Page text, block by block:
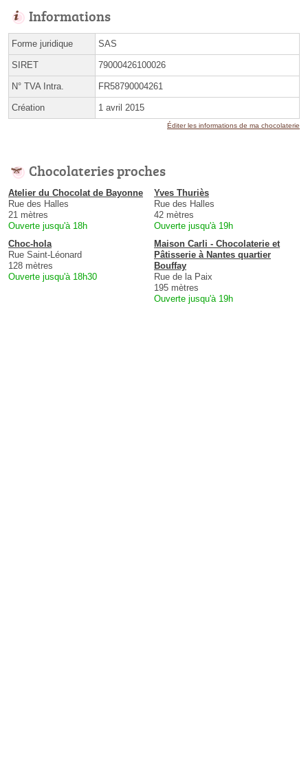
Informations
Forme juridique SAS
SIRET 79000426100026
N° TVA Intra. FR58790004261
Création 1 avril 2015
Éditer les informations de ma chocolaterie
Chocolateries proches
Atelier du Chocolat de Bayonne
Rue des Halles
21 mètres
Ouverte jusqu'à 18h
Yves Thuriès
Rue des Halles
42 mètres
Ouverte jusqu'à 19h
Choc-hola
Rue Saint-Léonard
128 mètres
Ouverte jusqu'à 18h30
Maison Carli - Chocolaterie et
Pâtisserie à Nantes quartier
Bouffay
Rue de la Paix
195 mètres
Ouverte jusqu'à 19h